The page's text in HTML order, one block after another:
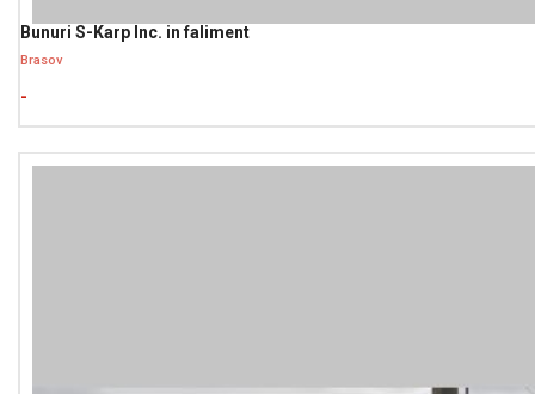
Bunuri S-Karp Inc. in faliment
Brasov
-